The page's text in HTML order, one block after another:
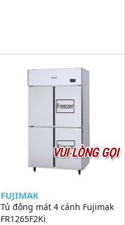
VUI LÒNG GỌI
FUJIMAK
Tủ đông mát 4 cánh Fujimak
FR1265F2Ki